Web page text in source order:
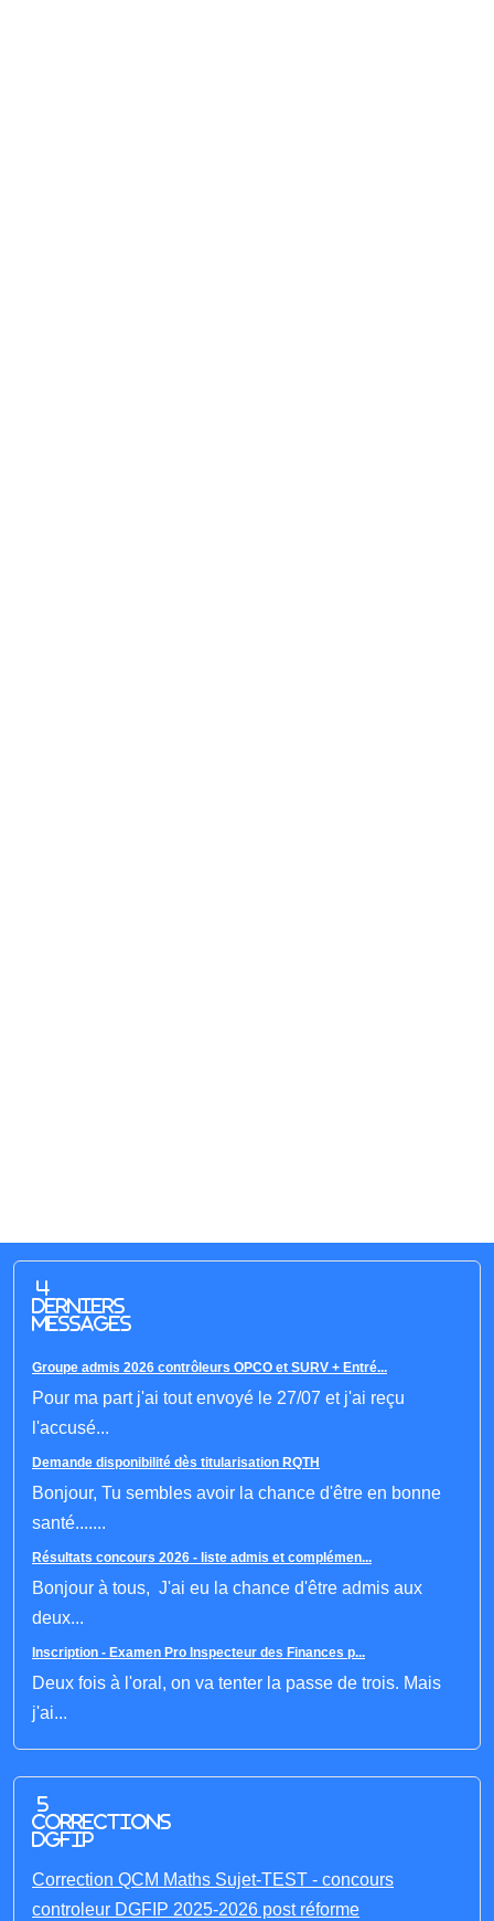
4
derniers
messages
Groupe admis 2026 contrôleurs OPCO et SURV + Entré...
Pour ma part j'ai tout envoyé le 27/07 et j'ai reçu
l'accusé...
Demande disponibilité dès titularisation RQTH
Bonjour, Tu sembles avoir la chance d'être en bonne
santé.......
Résultats concours 2026 - liste admis et complémen...
Bonjour à tous, J'ai eu la chance d'être admis aux
deux...
Inscription - Examen Pro Inspecteur des Finances p...
Deux fois à l'oral, on va tenter la passe de trois. Mais
j'ai...
5
corrections
DGFIP
Correction QCM Maths Sujet-TEST - concours
controleur DGFIP 2025-2026 post réforme